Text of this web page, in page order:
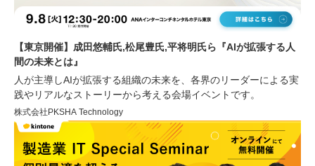
【東京開催】成田悠輔氏,松尾豊氏,平将明氏ら『AIが拡張する人
間の未来とは』
人が主導しAIが拡張する組織の未来を、各界のリーダーによる実
践やリアルなストーリーから考える会場イベントです。
株式会社PKSHA Technology